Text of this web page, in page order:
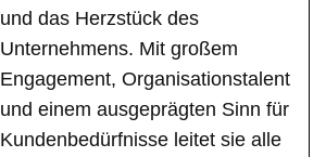
und das Herzstück des
Unternehmens. Mit großem
Engagement, Organisationstalent
und einem ausgeprägten Sinn für
Kundenbedürfnisse leitet sie alle